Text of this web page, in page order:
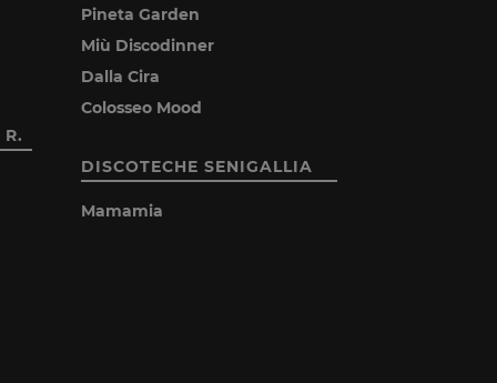
Pineta Garden
Miù Discodinner
Dalla Cira
Colosseo Mood
DISCOTECHE SENIGALLIA
Mamamia